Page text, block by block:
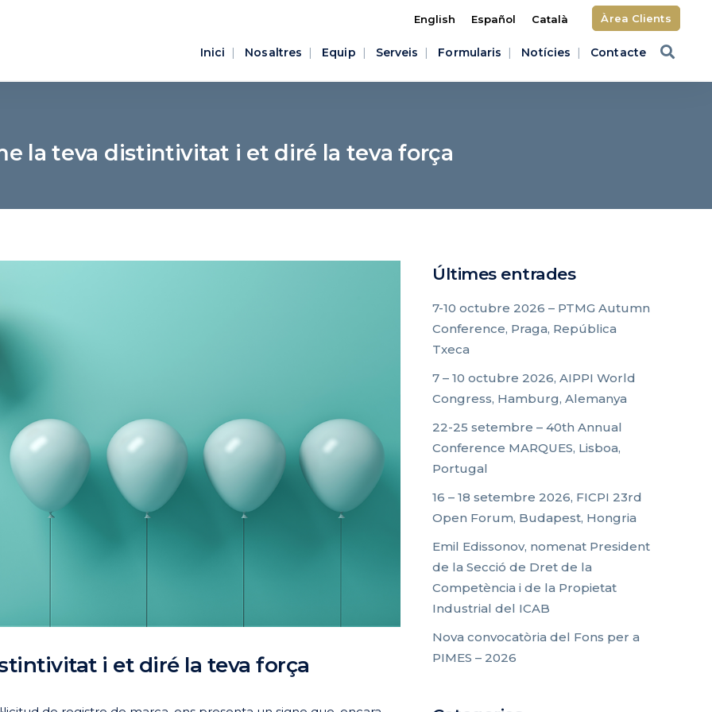
English Español Català Àrea Clients
Inici Nosaltres Equip Serveis Formularis Notícies Contacte
la teva distintivitat i et diré la teva força
i et diré la teva força
Últimes entrades
7-10 octubre 2026 – PTMG Autumn
Conference, Praga, República
Txeca
7 – 10 octubre 2026, AIPPI World
Congress, Hamburg, Alemanya
22-25 setembre – 40th Annual
Conference MARQUES, Lisboa,
Portugal
16 – 18 setembre 2026, FICPI 23rd
Open Forum, Budapest, Hongria
Emil Edissonov, nomenat President
de la Secció de Dret de la
Competència i de la Propietat
Industrial del ICAB
Nova convocatòria del Fons per a
PIMES – 2026